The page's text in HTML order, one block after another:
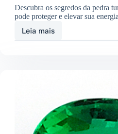
Descubra os segredos da pedra
pode proteger e elevar sua
Leia mais
Pedra
Turquesa: